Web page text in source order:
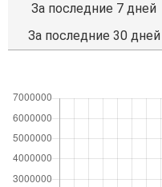
За последние 7 дней
За последние 30 дней